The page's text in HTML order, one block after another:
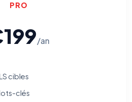
PRO
/an
cibles
clés